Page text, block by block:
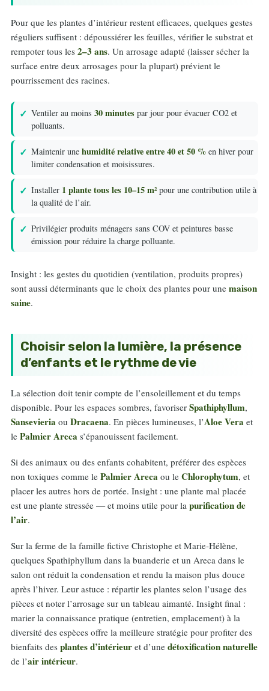
Pour que les plantes d’intérieur restent efficaces, quelques gestes
réguliers suffisent : dépoussiérer les feuilles, vérifier le substrat et
rempoter tous les 2–3 ans. Un arrosage adapté (laisser sécher la
surface entre deux arrosages pour la plupart) prévient le
pourrissement des racines.
Ventiler au moins 30 minutes par jour pour évacuer CO2 et
polluants.
Maintenir une humidité relative entre 40 et 50 % en hiver pour
limiter condensation et moisissures.
Installer 1 plante tous les 10–15 m²pour une contribution utile à
la qualité de l’air.
Privilégier produits ménagers sans COV et peintures basse
émission pour réduire la charge polluante.
Insight : les gestes du quotidien (ventilation, produits propres)
sont aussi déterminants que le choix des plantes pour une maison
saine.
Choisir selon la lumière, la présence
d’enfants et le rythme de vie
La sélection doit tenir compte de l’ensoleillement et du temps
disponible. Pour les espaces sombres, favoriser Spathiphyllum,
Sansevieria ou Dracaena. En pièces lumineuses, l’Aloe Vera et
le Palmier Areca s’épanouissent facilement.
Si des animaux ou des enfants cohabitent, préférer des espèces
non toxiques comme le Palmier Areca ou le Chlorophytum, et
placer les autres hors de portée. Insight : une plante mal placée
est une plante stressée — et moins utile pour la purification de
l’air.
Sur la ferme de la famille fictive Christophe et Marie‑Hélène,
quelques Spathiphyllum dans la buanderie et un Areca dans le
salon ont réduit la condensation et rendu la maison plus douce
après l’hiver. Leur astuce : répartir les plantes selon l’usage des
pièces et noter l’arrosage sur un tableau aimanté. Insight final :
marier la connaissance pratique (entretien, emplacement) à la
diversité des espèces offre la meilleure stratégie pour profiter des
bienfaits des plantes d’intérieur et d’une détoxification naturelle
de l’air intérieur.